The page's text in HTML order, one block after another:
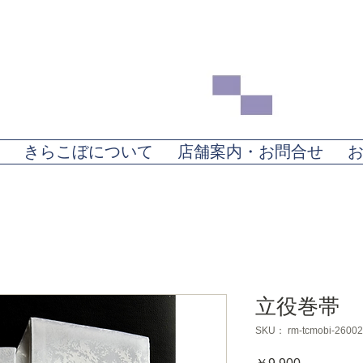
きらこぼについて 店舗案内・お問合せ
立役巻帯
SKU： rm-tcmobi-26002